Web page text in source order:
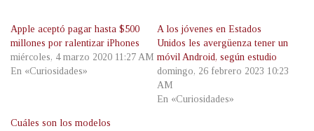
Apple aceptó pagar hasta $500
millones por ralentizar iPhones
miércoles, 4 marzo 2020 11:27 AM
En «Curiosidades»
A los jóvenes en Estados
Unidos les avergüenza tener un
móvil Android, según estudio
domingo, 26 febrero 2023 10:23
AM
En «Curiosidades»
Cuáles son los modelos